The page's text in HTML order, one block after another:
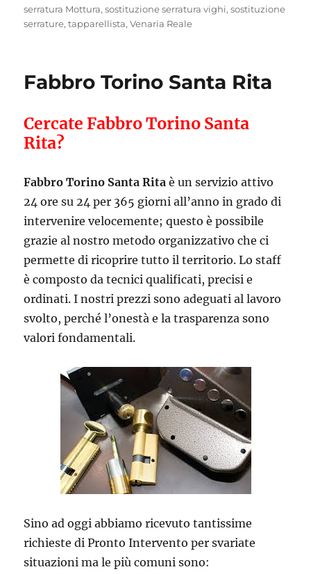
serratura Mottura,sostituzione serratura vighi,sostituzione
serrature,tapparellista,Venaria Reale
Fabbro Torino Santa Rita
Cercate Fabbro Torino Santa
Rita?
Fabbro Torino Santa Rita è un servizio attivo
24 ore su 24 per 365 giorni all’anno in grado di
intervenire velocemente; questo è possibile
grazie al nostro metodo organizzativo che ci
permette di ricoprire tutto il territorio. Lo staff
è composto da tecnici qualificati, precisi e
ordinati. I nostri prezzi sono adeguati al lavoro
svolto, perché l’onestà e la trasparenza sono
valori fondamentali.
Sino ad oggi abbiamo ricevuto tantissime
richieste di Pronto Intervento per svariate
situazioni ma le più comuni sono: